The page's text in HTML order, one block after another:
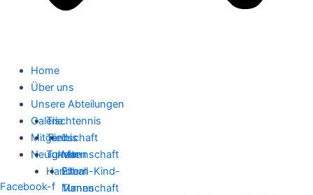
Home
Über uns
Unsere Abteilungen
Tischtennis
1.
Mannschaft
2.
Mannschaft
Tennis
Turnen
Eltern-Kind-
Turnen
Handball
Galerie
Mitgliedschaft
Neuigkeiten
Facebook-f